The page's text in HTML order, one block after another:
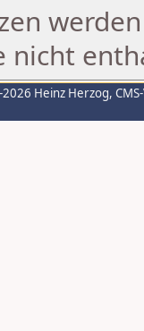
nicht
Heinz Herzog,